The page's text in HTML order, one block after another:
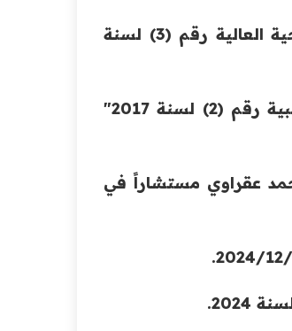
- نظام رقم (11) لسنة 2024 "التعديل الأول لنظام معاهد المهن الصحية العالية رقم (3) لسنة
- نظام رقم (1) لسنة 2025 "التعديل الثاني لنظام فروع الشركات الأجنبية رقم (2) لسنة 2017"
بشار احمد محمد عقراوي مستشاراً في